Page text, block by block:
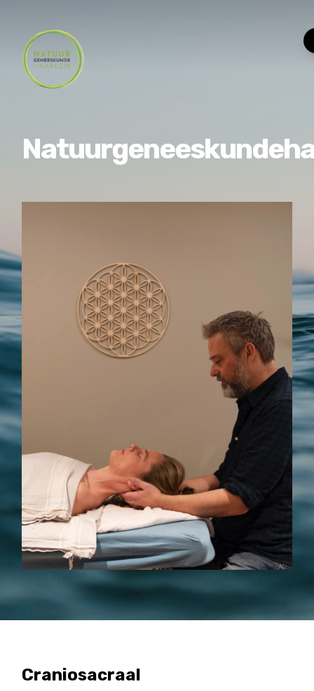
Craniosacraal